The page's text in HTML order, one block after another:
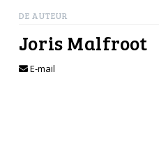
DE AUTEUR
Joris Malfroot
E-mail